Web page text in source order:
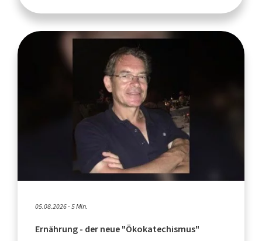
05.08.2026 - 5 Min.
Ernährung - der neue "Ökokatechismus"